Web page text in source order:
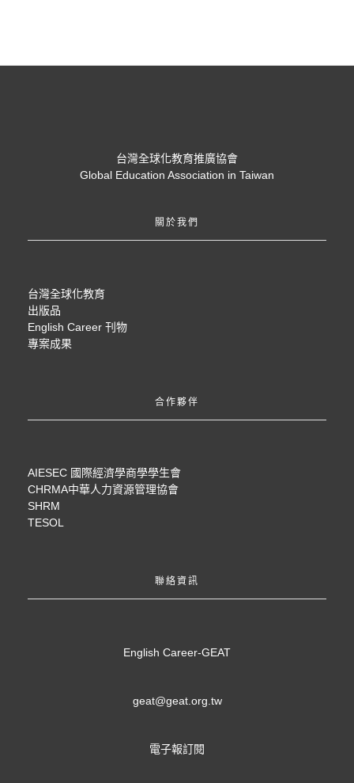
台灣全球化教育推廣協會
Global Education Association in Taiwan
關於我們
台灣全球化教育
出版品
English Career 刊物
專案成果
合作夥伴
AIESEC 國際經濟學商學學生會
CHRMA中華人力資源管理協會
SHRM
TESOL
聯絡資訊
English Career-GEAT
geat@geat.org.tw
電子報訂閱